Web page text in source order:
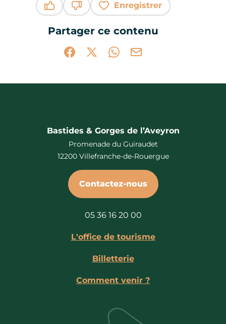
Enregistrer
Partager ce contenu
Partager sur Facebook (nouvelle
Partager sur X / Twitter (nouvelle
Partager sur WhatsApp
Partager par mail
Bastides & Gorges de l’Aveyron
Promenade du Guiraudet
12200 Villefranche-de-Rouergue
Contactez-nous
05 36 16 20 00
L'office de tourisme
Billetterie
Comment venir ?